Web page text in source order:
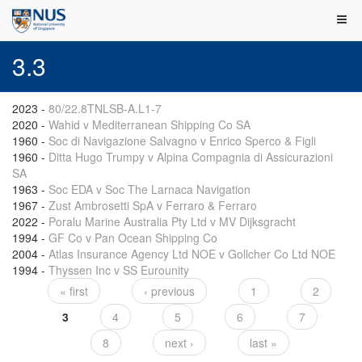
3.3
2023 - 80/22.8TNLSB-A.L1-7
2020 - Wahid v Mediterranean Shipping Co SA
1960 - Soc di Navigazione Salvagno v Enrico Sperco & Figli
1960 - Ditta Hugo Trumpy v Alpina Compagnia di Assicurazioni
SA
1963 - Soc EDA v Soc The Larnaca Navigation
1967 - Zust Ambrosetti SpA v Ferraro & Ferraro
2022 - Poralu Marine Australia Pty Ltd v MV Dijksgracht
1994 - GF Co v Pan Ocean Shipping Co
2004 - Atlas Insurance Agency Ltd NOE v Gollcher Co Ltd NOE
1994 - Thyssen Inc v SS Eurounity
Pages
« first ‹ previous 1
2
3
4 5 6
7
8
next › last »